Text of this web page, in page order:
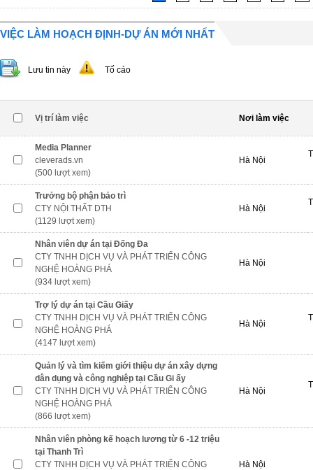
VIỆC LÀM HOẠCH ĐỊNH-DỰ ÁN MỚI NHẤT
Lưu tin này Tố cáo
Vị trí làm việc Nơi làm việc
Media Planner
cleverads.vn
(500 lượt xem)
Hà Nội
Trưởng bộ phận bảo trì
CTY NỘI THẤT DTH
(1129 lượt xem)
Hà Nội
Nhân viên dự án tại Đống Đa
CTY TNHH DỊCH VỤ VÀ PHÁT TRIỂN CÔNG
NGHỆ HOÀNG PHÁ
(934 lượt xem)
Hà Nội
Trợ lý dự án tại Cầu Giấy
CTY TNHH DỊCH VỤ VÀ PHÁT TRIỂN CÔNG
NGHỆ HOÀNG PHÁ
(4147 lượt xem)
Hà Nội
Quản lý và tìm kiếm giới thiệu dự án xây dựng
dân dụng và công nghiệp tại Cầu Gi ấy
CTY TNHH DỊCH VỤ VÀ PHÁT TRIỂN CÔNG
NGHỆ HOÀNG PHÁ
(866 lượt xem)
Hà Nội
Nhân viên phòng kế hoạch lương từ 6 -12 triệu
tại Thanh Trì
CTY TNHH DỊCH VỤ VÀ PHÁT TRIỂN CÔNG
Hà Nội